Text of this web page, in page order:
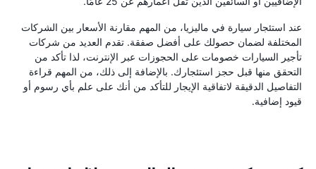
عند استئجار سيارة في ماليزيا، من المهم مقارنة الأسعار بين الشركات
المختلفة لضمان حصولك على أفضل صفقة. تقدم العديد من شركات
تأجير السيارات خصومات على الحجوزات عبر الإنترنت، لذا تأكد من
التحقق منها قبل حجز استئجارك. بالإضافة إلى ذلك، من المهم قراءة
التفاصيل الدقيقة لاتفاقية الإيجار للتأكد من أنك على علم بأي رسوم أو
قيود إضافية.